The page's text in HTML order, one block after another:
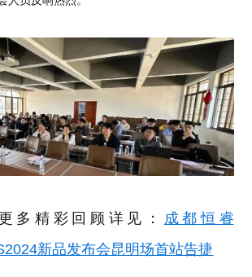
多精彩回顾详见：
成都恒睿
新品发布会昆明场首站告捷